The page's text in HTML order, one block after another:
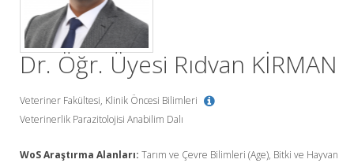
Dr. Öğr. Üyesi Rıdvan KİRMAN
Veteriner Fakültesi, Klinik Öncesi Bilimleri
Veterinerlik Parazitolojisi Anabilim Dalı
WoS Araştırma Alanları: Tarım ve Çevre Bilimleri (Age), Bitki ve Hayvan